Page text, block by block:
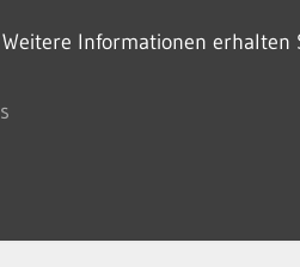
Informationen erhalten